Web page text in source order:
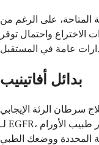
المتاحة، على الرغم من
الاختراع واحتمال توفر
بدائل أفاتينيب
سرطان الرئة الإيجابي
لـ EGFR، ولكل منها فوائده واعتباراته الخاصة. سيختار طبيب الأورام